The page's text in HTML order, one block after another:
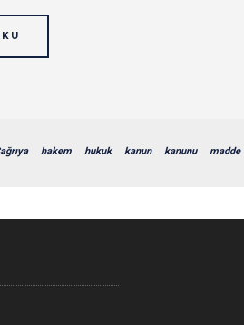
hakem hukuk kanun kanunu madde